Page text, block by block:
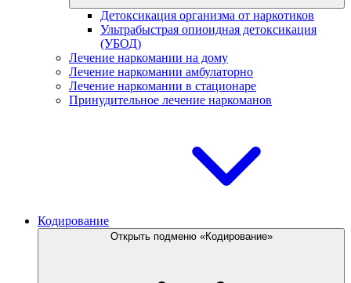
Детоксикация организма от наркотиков
Ультрабыстрая опиоидная детоксикация
(УБОД)
Лечение наркомании на дому
Лечение наркомании амбулаторно
Лечение наркомании в стационаре
Принудительное лечение наркоманов
Кодирование
Открыть подменю «Кодирование»